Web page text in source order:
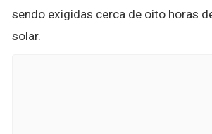
sendo exigidas cerca de oito horas
solar.